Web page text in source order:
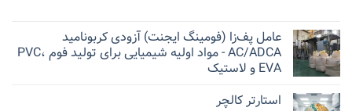
عامل پف‌زا (فومینگ ایجنت) آزودی کربونامید
AC/ADCA - مواد اولیه شیمیایی برای تولید فوم PVC،
EVA و لاستیک
استارتر کالچر